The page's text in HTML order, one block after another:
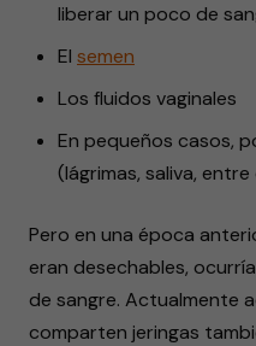
liberar un poco de
El semen
Los fluidos vaginales
En pequeños casos,
(lágrimas, saliva,
Pero en una época
eran desechables,
de sangre. Actualmente
comparten jeringas